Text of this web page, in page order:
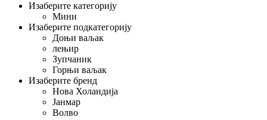
Изаберите категорију
Мини
Изаберите подкатегорију
Доњи ваљак
лењир
Зупчаник
Горњи ваљак
Изаберите бренд
Нова Холандија
Јанмар
Волво